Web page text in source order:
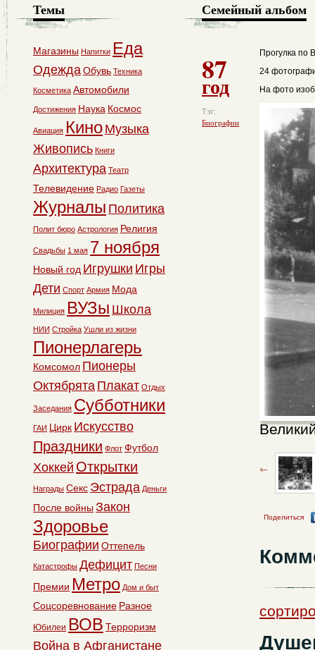
Семейный альбом
87
год
Тэг:
Биографии
Прогулка по
24
На фото
Поделиться
Темы
Магазины Напитки Еда
ОдеждаОбувь Техника
Косметика Автомобили
Достижения Наука Космос
Авиация Кино Музыка
Живопись Книги
Архитектура Театр
Телевидение Радио Газеты
Журналы Политика
Полит бюро Астрология Религия
Свадьбы 1 мая 7 ноября
Новый год Игрушки Игры
Дети Спорт Армия Мода
Милиция ВУЗы Школа
НИИ Стройка Ушли из жизни
Пионерлагерь
Комсомол Пионеры
Октябрята Плакат Отдых
Заседания Субботники
ГАИ Цирк Искусство
Праздники Флот Футбол
Хоккей Открытки
Награды Секс Эстрада Деньги
После войны Закон
Здоровье
Биографии Оттепель
Катастрофы Дефицит Песни
Премии Метро Дом и быт
Соцсоревнование Разное
Юбилеи ВОВ Терроризм
Война в Афганистане